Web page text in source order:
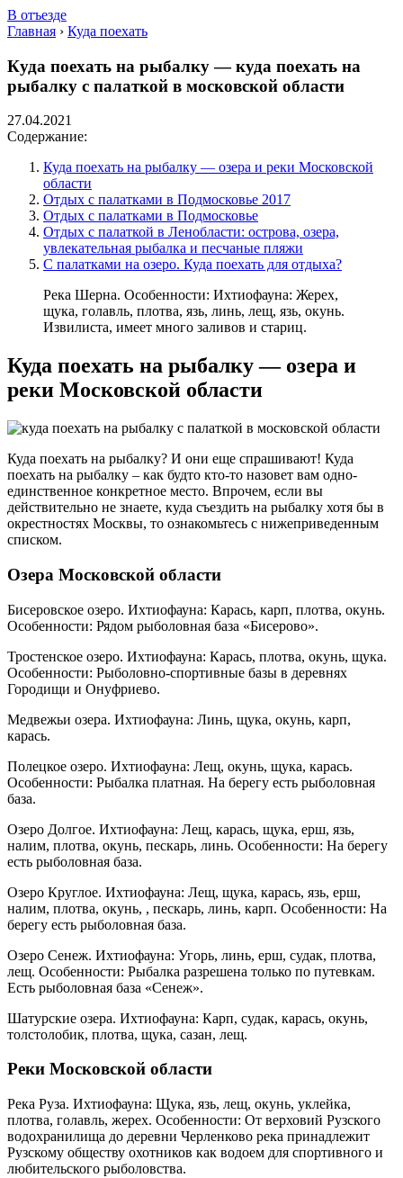
В отъезде
Главная › Куда поехать
Куда поехать на рыбалку — куда поехать на
рыбалку с палаткой в московской области
27.04.2021
Содержание:
Куда поехать на рыбалку — озера и реки Московской
области
Отдых с палатками в Подмосковье 2017
Отдых с палатками в Подмосковье
Отдых с палаткой в Ленобласти: острова, озера,
увлекательная рыбалка и песчаные пляжи
С палатками на озеро. Куда поехать для отдыха?
Река Шерна. Особенности: Ихтиофауна: Жерех,
щука, голавль, плотва, язь, линь, лещ, язь, окунь.
Извилиста, имеет много заливов и стариц.
Куда поехать на рыбалку — озера и
реки Московской области
Куда поехать на рыбалку? И они еще спрашивают! Куда
поехать на рыбалку – как будто кто-то назовет вам одно-
единственное конкретное место. Впрочем, если вы
действительно не знаете, куда съездить на рыбалку хотя бы в
окрестностях Москвы, то ознакомьтесь с нижеприведенным
списком.
Озера Московской области
Бисеровское озеро. Ихтиофауна: Карась, карп, плотва, окунь.
Особенности: Рядом рыболовная база «Бисерово».
Тростенское озеро. Ихтиофауна: Карась, плотва, окунь, щука.
Особенности: Рыболовно-спортивные базы в деревнях
Городищи и Онуфриево.
Медвежьи озера. Ихтиофауна: Линь, щука, окунь, карп,
карась.
Полецкое озеро. Ихтиофауна: Лещ, окунь, щука, карась.
Особенности: Рыбалка платная. На берегу есть рыболовная
база.
Озеро Долгое. Ихтиофауна: Лещ, карась, щука, ерш, язь,
налим, плотва, окунь, пескарь, линь. Особенности: На берегу
есть рыболовная база.
Озеро Круглое. Ихтиофауна: Лещ, щука, карась, язь, ерш,
налим, плотва, окунь, , пескарь, линь, карп. Особенности: На
берегу есть рыболовная база.
Озеро Сенеж. Ихтиофауна: Угорь, линь, ерш, судак, плотва,
лещ. Особенности: Рыбалка разрешена только по путевкам.
Есть рыболовная база «Сенеж».
Шатурские озера. Ихтиофауна: Карп, судак, карась, окунь,
толстолобик, плотва, щука, сазан, лещ.
Реки Московской области
Река Руза. Ихтиофауна: Щука, язь, лещ, окунь, уклейка,
плотва, голавль, жерех. Особенности: От верховий Рузского
водохранилища до деревни Черленково река принадлежит
Рузскому обществу охотников как водоем для спортивного и
любительского рыболовства.